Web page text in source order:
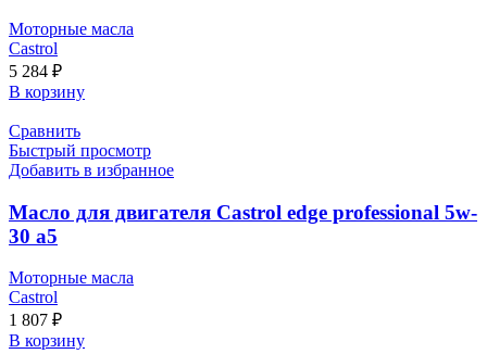
Моторные масла
Castrol
5 284 ₽
В корзину
Сравнить
Быстрый просмотр
Добавить в избранное
Масло для двигателя Castrol edge professional 5w-
30 a5
Моторные масла
Castrol
1 807 ₽
В корзину